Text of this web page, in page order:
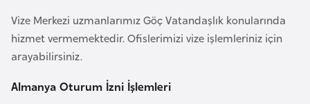
Vize Merkezi uzmanlarımız Göç Vatandaşlık konularında
hizmet vermemektedir. Ofislerimizi vize işlemleriniz için
arayabilirsiniz.
Almanya Oturum İzni İşlemleri
r
C
i